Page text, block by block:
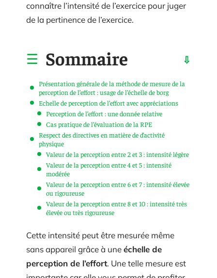
connaître l’intensité de l’exercice pour juger
de la pertinence de l’exercice.
Sommaire
Présentation générale de la méthode de mesure de la
perception de l’effort : usage de l’échelle de borg
Echelle de perception de l’effort avec appréciations
Perception de l’effort : une donnée relative
Cas pratique de l’évaluation de la RPE
Respect des directives en matière de d’activité
physique
Valeur de la perception entre 2 et 3 : intensité légère
Valeur de la perception entre 4 et 5 : intensité
modérée
Valeur de la perception entre 6 et 7 : intensité élevée
ou rigoureuse
Valeur de la perception entre 8 et 10 : intensité très
élevée ou très rigoureuse
Cette intensité peut être mesurée même
sans appareil grâce à uneéchelle de
perception de l’effort. Une telle mesure est